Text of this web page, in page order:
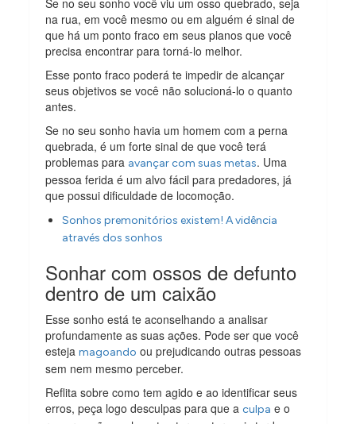
na rua, em você mesmo ou em alguém é sinal de
que há um ponto fraco em seus planos que você
precisa encontrar para torná-lo melhor.
Esse ponto fraco poderá te impedir de alcançar
seus objetivos se você não solucioná-lo o quanto
antes.
Se no seu sonho havia um homem com a perna
quebrada, é um forte sinal de que você terá
problemas para avançar com suas metas. Uma
pessoa ferida é um alvo fácil para predadores, já
que possui dificuldade de locomoção.
Sonhos premonitórios existem! A vidência
através dos sonhos
Sonhar com ossos de defunto
dentro de um caixão
Esse sonho está te aconselhando a analisar
profundamente as suas ações. Pode ser que você
estejamagoando ou prejudicando outras pessoas
sem nem mesmo perceber.
Reflita sobre como tem agido e ao identificar seus
erros, peça logo desculpas para que aculpa e o